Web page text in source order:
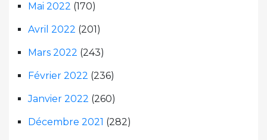
Mai 2022 (170)
Avril 2022 (201)
Mars 2022 (243)
Février 2022 (236)
Janvier 2022 (260)
Décembre 2021 (282)